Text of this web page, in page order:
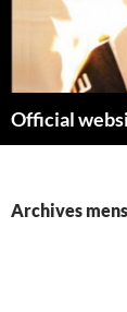
contenu
Official
Archives